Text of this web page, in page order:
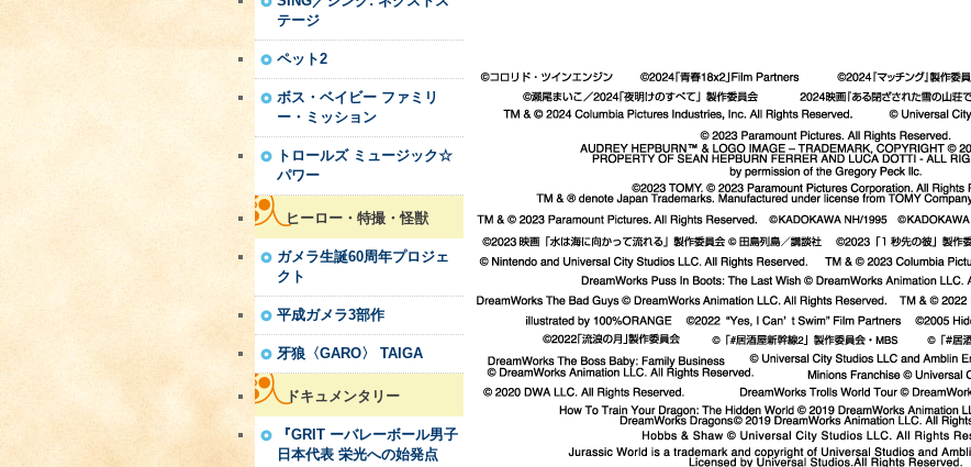
テージ
ペット2
ボス・ベイビー ファミリ
ー・ミッション
トロールズ ミュージック☆
パワー
ヒーロー・特撮・怪獣
ガメラ生誕60周年プロジェ
クト
平成ガメラ3部作
牙狼〈GARO〉 TAIGA
ドキュメンタリー
『GRIT ーバレーボール男子
日本代表 栄光への始発点